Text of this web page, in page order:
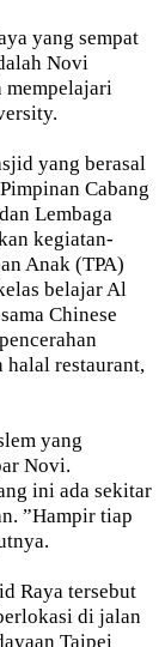
yang sempat
Novi
mempelajari
yang berasal
Cabang
Lembaga
kegiatan-
Anak (TPA)
belajar Al
Chinese
halal restaurant,
yang
Novi.
ini ada sekitar
”Hampir tiap
Raya tersebut
di jalan
Taipei